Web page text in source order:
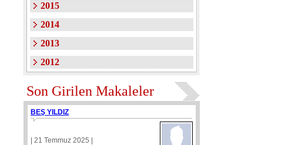
2015
2014
2013
2012
Son Girilen Makaleler
BEŞ YILDIZ
| 21 Temmuz 2025 |